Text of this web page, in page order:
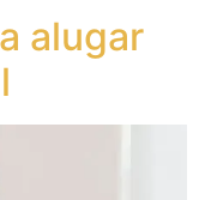
alugar